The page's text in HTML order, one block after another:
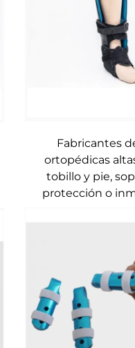
Fabricantes
ortopédicas
tobillo y pie,
protección o